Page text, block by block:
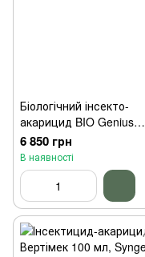
Біологічний інсекто-
акарицид BIO Genius
Метабо 5л
6 850 грн
В наявності